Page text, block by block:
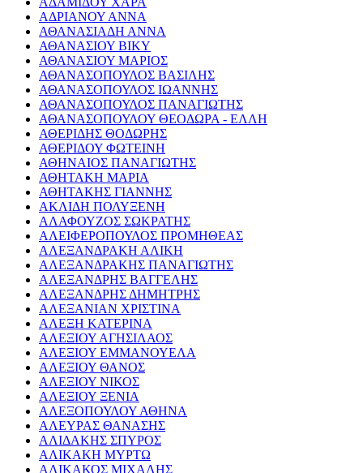
ΑΔΡΙΑΝΟΥ ΑΝΝΑ
ΑΘΑΝΑΣΙΑΔΗ ΑΝΝΑ
ΑΘΑΝΑΣΙΟΥ ΒΙΚΥ
ΑΘΑΝΑΣΙΟΥ ΜΑΡΙΟΣ
ΑΘΑΝΑΣΟΠΟΥΛΟΣ ΒΑΣΙΛΗΣ
ΑΘΑΝΑΣΟΠΟΥΛΟΣ ΙΩΑΝΝΗΣ
ΑΘΑΝΑΣΟΠΟΥΛΟΣ ΠΑΝΑΓΙΩΤΗΣ
ΑΘΑΝΑΣΟΠΟΥΛΟΥ ΘΕΟΔΩΡΑ - ΕΛΛΗ
ΑΘΕΡΙΔΗΣ ΘΟΔΩΡΗΣ
ΑΘΕΡΙΔΟΥ ΦΩΤΕΙΝΗ
ΑΘΗΝΑΙΟΣ ΠΑΝΑΓΙΩΤΗΣ
ΑΘΗΤΑΚΗ ΜΑΡΙΑ
ΑΘΗΤΑΚΗΣ ΓΙΑΝΝΗΣ
ΑΚΛΙΔΗ ΠΟΛΥΞΕΝΗ
ΑΛΑΦΟΥΖΟΣ ΣΩΚΡΑΤΗΣ
ΑΛΕΙΦΕΡΟΠΟΥΛΟΣ ΠΡΟΜΗΘΕΑΣ
ΑΛΕΞΑΝΔΡΑΚΗ ΑΛΙΚΗ
ΑΛΕΞΑΝΔΡΑΚΗΣ ΠΑΝΑΓΙΩΤΗΣ
ΑΛΕΞΑΝΔΡΗΣ ΒΑΓΓΕΛΗΣ
ΑΛΕΞΑΝΔΡΗΣ ΔΗΜΗΤΡΗΣ
ΑΛΕΞΑΝΙΑΝ ΧΡΙΣΤΙΝΑ
ΑΛΕΞΗ ΚΑΤΕΡΙΝΑ
ΑΛΕΞΙΟΥ ΑΓΗΣΙΛΑΟΣ
ΑΛΕΞΙΟΥ ΕΜΜΑΝΟΥΕΛΑ
ΑΛΕΞΙΟΥ ΘΑΝΟΣ
ΑΛΕΞΙΟΥ ΝΙΚΟΣ
ΑΛΕΞΙΟΥ ΞΕΝΙΑ
ΑΛΕΞΟΠΟΥΛΟΥ ΑΘΗΝΑ
ΑΛΕΥΡΑΣ ΘΑΝΑΣΗΣ
ΑΛΙΔΑΚΗΣ ΣΠΥΡΟΣ
ΑΛΙΚΑΚΗ ΜΥΡΤΩ
ΑΛΙΚΑΚΟΣ ΜΙΧΑΛΗΣ